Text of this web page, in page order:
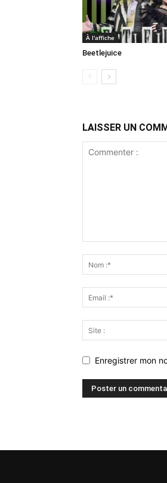
À l'affiche
Beetlejuice
LAISSER UN
Enregistrer mon